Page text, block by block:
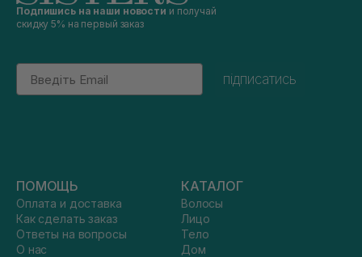
Подпишись на наши новости и получай
скидку 5% на первый заказ
Email
підписатись
ПОМОЩЬ
Оплата и доставка
Как сделать заказ
Ответы на вопросы
О нас
КАТАЛОГ
Волосы
Лицо
Тело
Дом